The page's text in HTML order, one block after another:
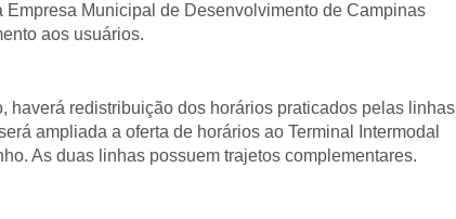
Empresa Municipal de Desenvolvimento de Campinas
aos usuários.
haverá redistribuição dos horários praticados pelas linhas
ampliada a oferta de horários ao Terminal Intermodal
As duas linhas possuem trajetos complementares.